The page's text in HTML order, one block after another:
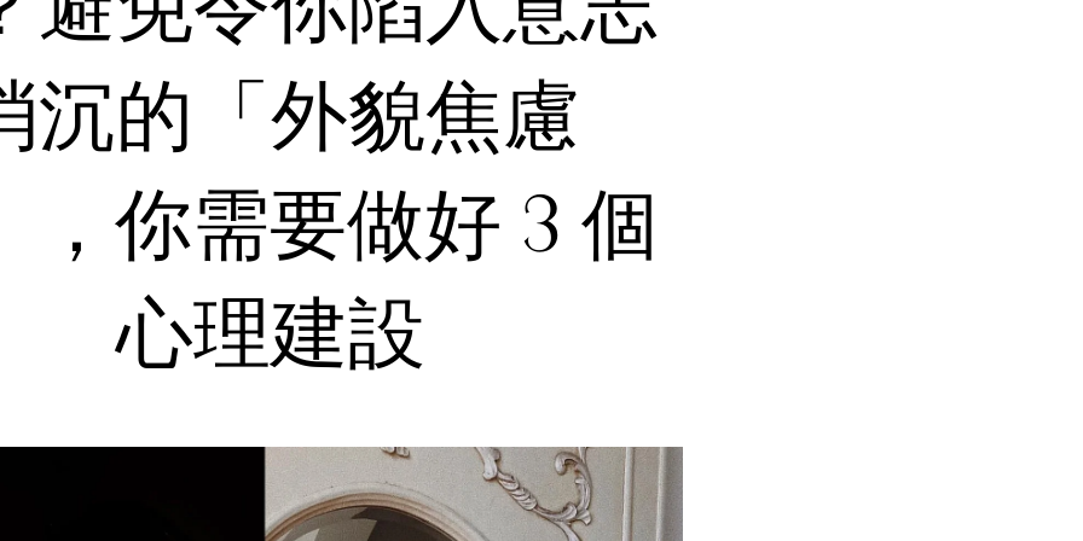
沉的「外貌焦慮
，你需要做好 3 個
心理建設